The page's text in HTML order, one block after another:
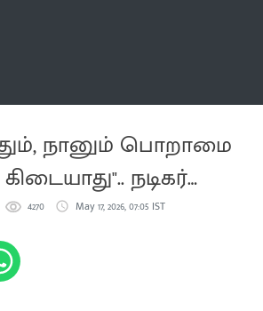
நானும் பொறாமை
நடிகர்
4270 May 17, 2026, 07:05 IST